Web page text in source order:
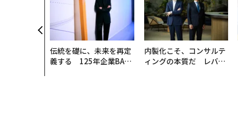
伝統を礎に、未来を再定
義する 125年企業BAT
内製化こそ、コンサルテ
ィングの本質だ レバレ